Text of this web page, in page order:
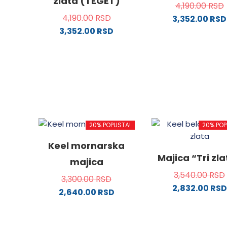
4,190.00RSD
3,352.00 RSD
biti
izabrane
stranici
proizvoda.
4,190.00RSD
3,352.00 RSD
na
stranici
20% POPUSTA!
Keel mornarska
majica
3,300.00RSD
2,640.00 RSD
20%
Majica “Tri
3,540.00RSD
2,832.00 RSD